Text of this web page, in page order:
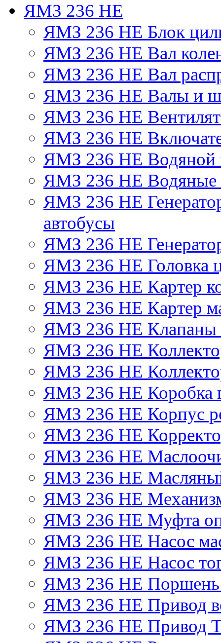
ЯМЗ 236 НЕ
ЯМЗ 236 НЕ Блок
ЯМЗ 236 НЕ Вал
ЯМЗ 236 НЕ Вал
ЯМЗ 236 НЕ Валы и
ЯМЗ 236 НЕ
ЯМЗ 236 НЕ
ЯМЗ 236 НЕ Водяной
ЯМЗ 236 НЕ Водяные
ЯМЗ 236 НЕ
автобусы
ЯМЗ 236 НЕ
ЯМЗ 236 НЕ Головка
ЯМЗ 236 НЕ Картер
ЯМЗ 236 НЕ Картер
ЯМЗ 236 НЕ Клапаны
ЯМЗ 236 НЕ
ЯМЗ 236 НЕ
ЯМЗ 236 НЕ Коробка
ЯМЗ 236 НЕ Корпус
ЯМЗ 236 НЕ
ЯМЗ 236 НЕ
ЯМЗ 236 НЕ Масляный
ЯМЗ 236 НЕ
ЯМЗ 236 НЕ Муфта
ЯМЗ 236 НЕ Насос
ЯМЗ 236 НЕ Насос
ЯМЗ 236 НЕ Поршень
ЯМЗ 236 НЕ Привод
ЯМЗ 236 НЕ Привод